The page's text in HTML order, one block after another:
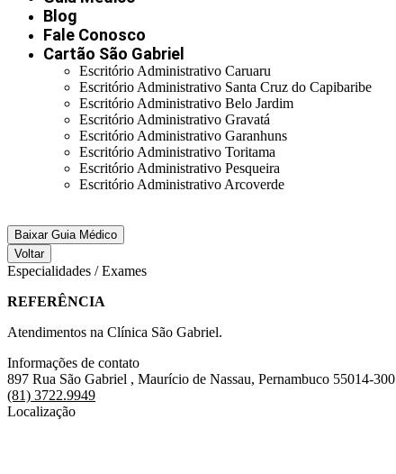
Blog
Fale Conosco
Cartão São Gabriel
Escritório Administrativo Caruaru
Escritório Administrativo Santa Cruz do Capibaribe
Escritório Administrativo Belo Jardim
Escritório Administrativo Gravatá
Escritório Administrativo Garanhuns
Escritório Administrativo Toritama
Escritório Administrativo Pesqueira
Escritório Administrativo Arcoverde
Baixar Guia Médico
Voltar
Especialidades / Exames
REFERÊNCIA
Atendimentos na Clínica São Gabriel.
Informações de contato
897 Rua São Gabriel , Maurício de Nassau, Pernambuco 55014-300
(81) 3722.9949
Localização